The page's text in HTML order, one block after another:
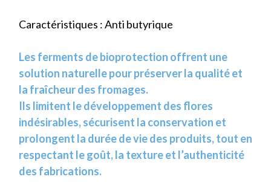
Caractéristiques : Anti butyrique
Les ferments de bioprotection offrent une
solution naturelle pour préserver la qualité et
la fraîcheur des fromages.
Ils limitent le développement des flores
indésirables, sécurisent la conservation et
prolongent la durée de vie des produits, tout en
respectant le goût, la texture et l’authenticité
des fabrications.